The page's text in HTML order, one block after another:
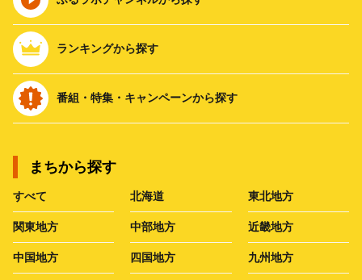
ランキングから探す
番組・特集・キャンペーンから探す
まちから探す
すべて 北海道 東北地方
関東地方 中部地方 近畿地方
中国地方 四国地方 九州地方